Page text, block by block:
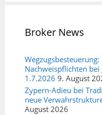
Broker News
Nachweispflichten
1.7.2026 9. August
Zypern-Adieu bei
neue
August 2026